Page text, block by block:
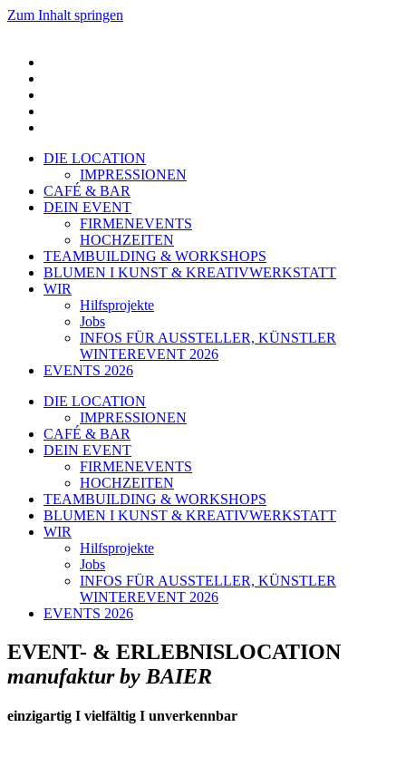
Zum Inhalt springen
DIE LOCATION
IMPRESSIONEN
CAFÉ & BAR
DEIN EVENT
FIRMENEVENTS
HOCHZEITEN
TEAMBUILDING & WORKSHOPS
BLUMEN I KUNST & KREATIVWERKSTATT
WIR
Hilfsprojekte
Jobs
INFOS FÜR AUSSTELLER, KÜNSTLER
WINTEREVENT 2026
EVENTS 2026
DIE LOCATION
IMPRESSIONEN
CAFÉ & BAR
DEIN EVENT
FIRMENEVENTS
HOCHZEITEN
TEAMBUILDING & WORKSHOPS
BLUMEN I KUNST & KREATIVWERKSTATT
WIR
Hilfsprojekte
Jobs
INFOS FÜR AUSSTELLER, KÜNSTLER
WINTEREVENT 2026
EVENTS 2026
EVENT- & ERLEBNISLOCATION
manufaktur by BAIER
einzigartig I vielfältig I unverkennbar